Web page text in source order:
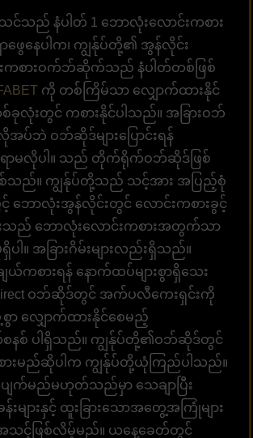
၊ သင်သည် နံပါတ် 1 ဘောလုံးလောင်းကစား
ေနေပါက၊ ကျွန်ုပ်တို့၏ အွန်လိုင်း
းကစားဝက်ဘ်ဆိုက်သည် နံပါတ်တစ်ဖြစ်
ကို တစ်ကြိမ်သာ လျှောက်ထားနိုင်
ခုလုံးတွင် ကစားနိုင်ပါသည်။ အခြားဝဘ်
ပ်ဘဲ ဝဘ်ဆိုဒ်များပြောင်းရန်
စရာမလိုပါ။ သည် တိုက်ရိုက်ဝဘ်ဆိုဒ်ဖြစ်
ြစ်သည်။ ကျွန်ုပ်တို့သည် သင့်အား အပြည့်စုံ
င့် ဘောလုံးအွန်လိုင်းတွင် လောင်းကစားခွင့်
းသည် ဘောလုံးလောင်းကစားအတွက်သာ
။ အခြားဂိမ်းများလည်းရှိသည်။
ကစားရန် နောက်ထပ်များစွာရှိသေး
ဝဘ်ဆိုဒ်တွင် အက်ပလီကေးရှင်းကို
ာ လျှောက်ထားနိုင်စေမည့်
နစ် ပါရှိသည်။ ကျွန်ုပ်တို့၏ဝဘ်ဆိုဒ်တွင်
ားမည်ဆိုပါက ကျွန်ုပ်တို့ယုံကြည်ပါသည်။
ျက်မည်မဟုတ်သည်မှာ သေချာပြီး
းများနှင့် ထူးခြားသောအတွေ့အကြုံများ
အသင့်ဖြစ်လိမ့်မည်။ ယနေ့ခေတ်တွင်